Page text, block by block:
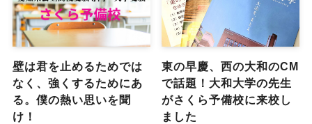
壁は君を止めるためでは
なく、強くするためにあ
る。僕の熱い思いを聞
け！
東の早慶、西の大和のCM
で話題！大和大学の先生
がさくら予備校に来校し
ました